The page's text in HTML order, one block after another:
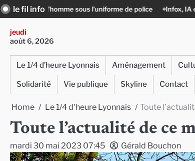
Skip
to
content
le fil info
l’uniforme de police Infox, IA et ingérences : le
jeudi
août 6, 2026
Le 1/4 d’heure Lyonnais Aménagement
Solidarité
Vie publique Skyline Contact
Home Le 1/4 d'heure Lyonnais Toute
Toute l’actualité de ce
mardi 30 mai 2023 07:45 Gérald Bouchon